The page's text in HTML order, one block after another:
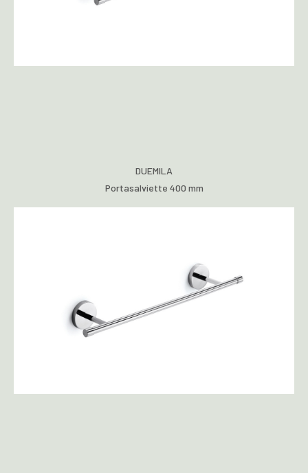
DUEMILA
Portasalviette 400 mm